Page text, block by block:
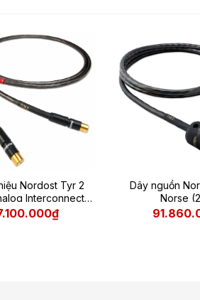
Nordost Tyr 2
Interconnects
RCA
Dây nguồn
Norse